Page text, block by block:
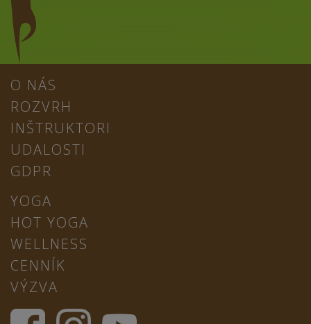
O NÁS
ROZVRH
INŠTRUKTORI
UDALOSTI
GDPR
YOGA
HOT YOGA
WELLNESS
CENNÍK
VÝZVA